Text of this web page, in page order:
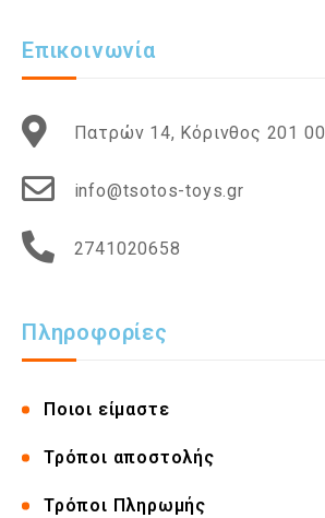
Επικοινωνία
Πατρών 14, Κόρινθος 201 00
info@tsotos-toys.gr
2741020658
Πληροφορίες
Ποιοι είμαστε
Τρόποι αποστολής
Τρόποι Πληρωμής